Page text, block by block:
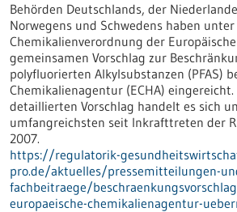
Behörden Deutschlands, der
Norwegens und Schwedens haben unter
Chemikalienverordnung der
gemeinsamen Vorschlag zur
polyfluorierten Alkylsubstanzen (PFAS)
Chemikalienagentur (ECHA) eingereicht.
detaillierten Vorschlag handelt es sich
umfangreichsten seit Inkrafttreten der
2007.
https://regulatorik-
pro.de/aktuelles/pressemitteilungen-
fachbeitraege/
europaeische-chemikalienagentur-